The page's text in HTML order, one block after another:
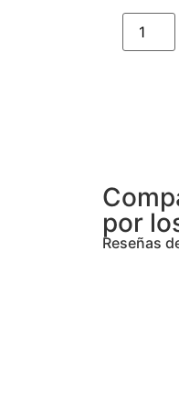
por
Reseñas